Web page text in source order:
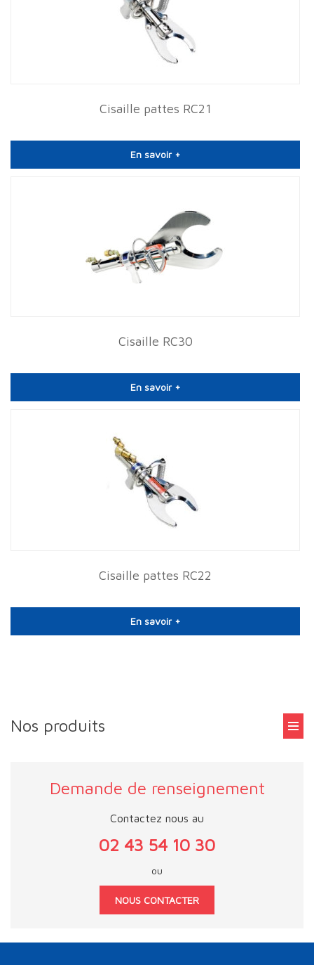
Cisaille pattes RC21
En savoir +
Cisaille RC30
En savoir +
Cisaille pattes RC22
En savoir +
Nos produits
Demande de renseignement
Contactez nous au
02 43 54 10 30
ou
NOUS CONTACTER